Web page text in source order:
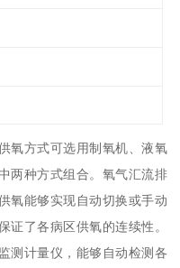
氧方式可选用制氧机、液氧
两种方式组合。氧气汇流排
氧能够实现自动切换或手动
证了各病区供氧的连续性。
测计量仪，能够自动检测各